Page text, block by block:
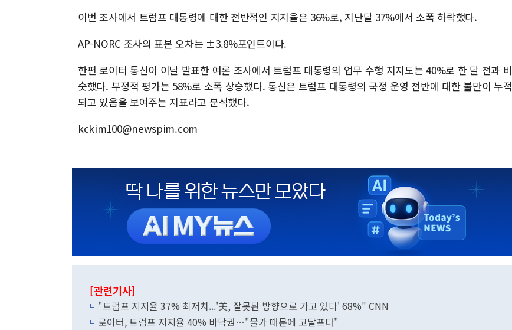
이번 조사에서 트럼프 대통령에 대한 전반적인 지지율은 36%로, 지난달 37%에서 소폭 하락했다.
AP-NORC 조사의 표본 오차는 ±3.8%포인트이다.
한편 로이터 통신이 이날 발표한 여론 조사에서 트럼프 대통령의 업무 수행 지지도는 40%로 한 달 전과 비
슷했다. 부정적 평가는 58%로 소폭 상승했다. 통신은 트럼프 대통령의 국정 운영 전반에 대한 불만이 누적
되고 있음을 보여주는 지표라고 분석했다.
kckim100@newspim.com
[관련기사]
"트럼프 지지율 37% 최저치...'美, 잘못된 방향으로 가고 있다' 68%" CNN
로이터, 트럼프 지지율 40% 바닥권…"물가 때문에 고달프다"